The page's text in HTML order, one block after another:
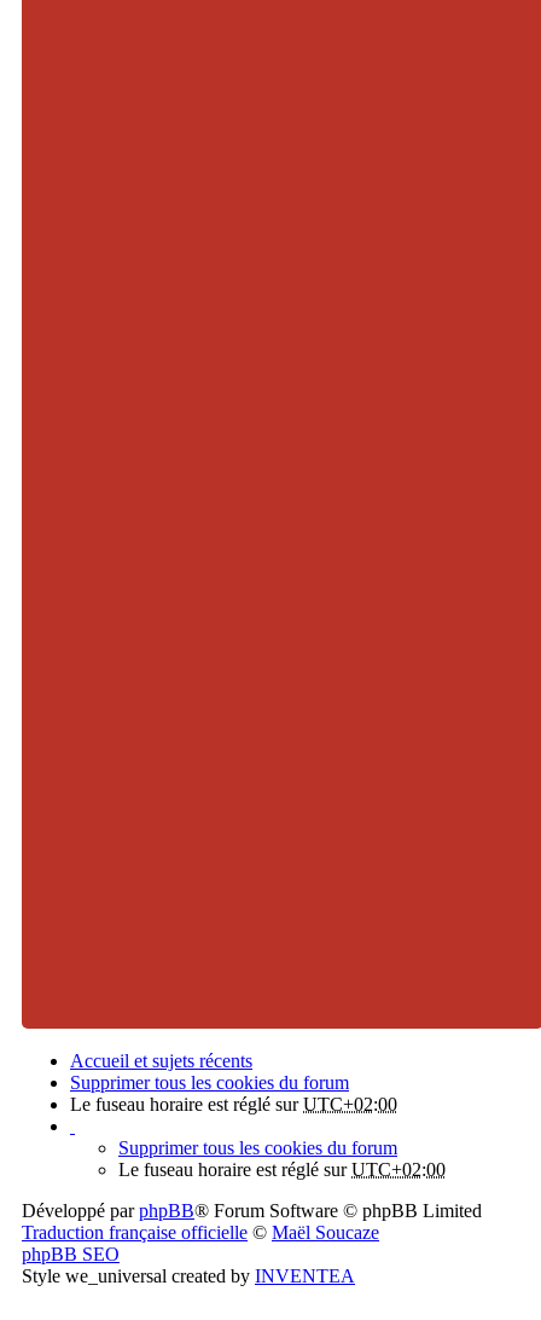
Accueil et sujets récents
Supprimer tous les cookies du forum
Le fuseau horaire est réglé surUTC+02:00
Supprimer tous les cookies du forum
Le fuseau horaire est réglé surUTC+02:00
Développé parphpBB® Forum Software © phpBB Limited
Traduction française officielle © Maël Soucaze
phpBB SEO
Style we_universal created by INVENTEA